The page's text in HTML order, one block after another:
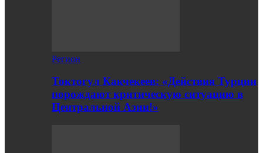
Регион
Токтогул Какчекеев: «Действия Турции
порождают критическую ситуацию в
Центральной Азии!»